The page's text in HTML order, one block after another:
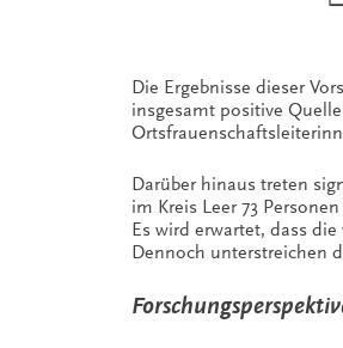
Die Ergebnisse dieser
insgesamt positive
Darüber hinaus treten
im Kreis Leer 73
Es wird erwartet, dass
Dennoch unterstreichen